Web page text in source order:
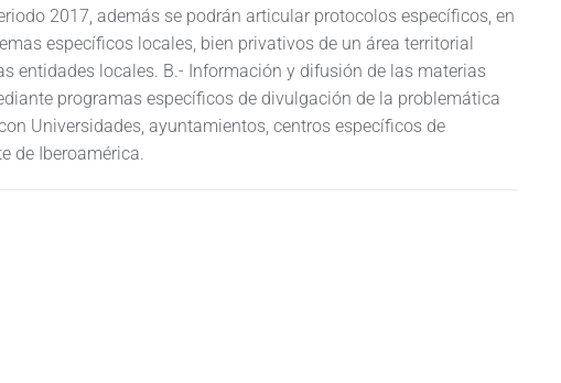
2017, además se podrán articular protocolos específicos, en
específicos locales, bien privativos de un área territorial
entidades locales. B.- Información y difusión de las materias
programas específicos de divulgación de la problemática
Universidades, ayuntamientos, centros específicos de
de Iberoamérica.